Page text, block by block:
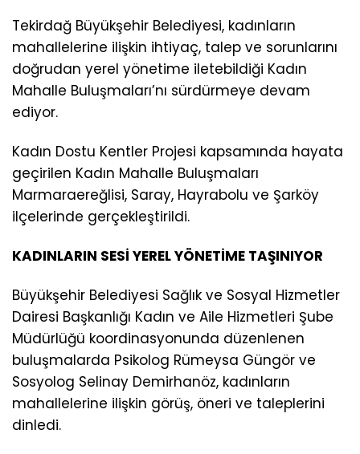
Tekirdağ Büyükşehir Belediyesi, kadınların
mahallelerine ilişkin ihtiyaç, talep ve sorunlarını
doğrudan yerel yönetime iletebildiği Kadın
Mahalle Buluşmaları’nı sürdürmeye devam
ediyor.
Kadın Dostu Kentler Projesi kapsamında hayata
geçirilen Kadın Mahalle Buluşmaları
Marmaraereğlisi, Saray, Hayrabolu ve Şarköy
ilçelerinde gerçekleştirildi.
KADINLARIN SESİ YEREL YÖNETİME TAŞINIYOR
Büyükşehir Belediyesi Sağlık ve Sosyal Hizmetler
Dairesi Başkanlığı Kadın ve Aile Hizmetleri Şube
Müdürlüğü koordinasyonunda düzenlenen
buluşmalarda Psikolog Rümeysa Güngör ve
Sosyolog Selinay Demirhanöz, kadınların
mahallelerine ilişkin görüş, öneri ve taleplerini
dinledi.